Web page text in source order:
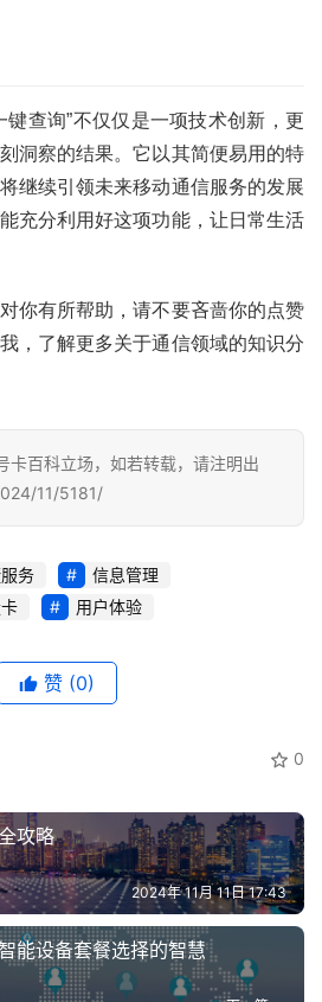
键查询”不仅仅是一项技术创新，更
洞察的结果。它以其简便易用的特
继续引领未来移动通信服务的发展
充分利用好这项功能，让日常生活
你有所帮助，请不要吝啬你的点赞
，了解更多关于通信领域的知识分
卡百科立场，如若转载，请注明出
11/5181/
务
信息管理
用户体验
赞 (0)
0
攻略
2024年 11月 11日 17:43
能设备套餐选择的智慧